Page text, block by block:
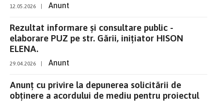
12.05.2026 Anunt
Rezultat informare și consultare public -
elaborare PUZ pe str. Gării, inițiator HISON
ELENA.
29.04.2026 Anunt
Anunț cu privire la depunerea solicitării de
obținere a acordului de mediu pentru proiectul